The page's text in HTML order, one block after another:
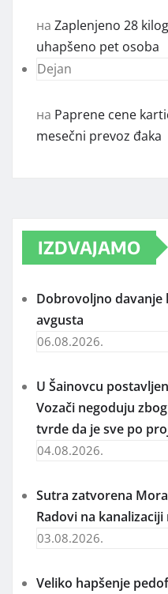
на Zaplenjeno 28
uhapšeno pet osoba
Dejan
на Paprene cene
mesečni prevoz đaka
IZDVAJAMO
Dobrovoljno davanje
avgusta
06.08.2026.
U Šainovcu
Vozači negoduju
tvrde da je sve po
04.08.2026.
Sutra zatvorena
Radovi na
03.08.2026.
Veliko hapšenje